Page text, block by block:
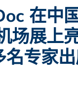
在中
场展上
专家